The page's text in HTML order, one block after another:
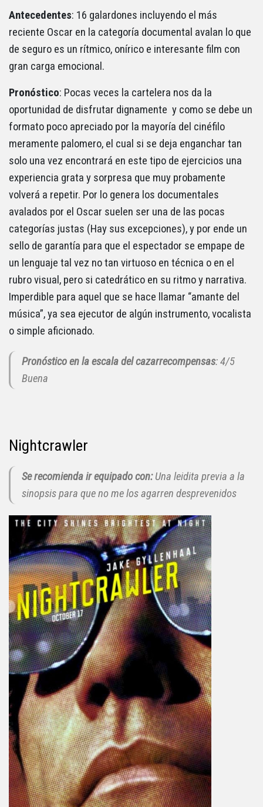
Antecedentes: 16 galardones incluyendo el más
reciente Oscar en la categoría documental avalan lo que
de seguro es un rítmico, onírico e interesante film con
gran carga emocional.
Pronóstico: Pocas veces la cartelera nos da la
oportunidad de disfrutar dignamente y como se debe un
formato poco apreciado por la mayoría del cinéfilo
meramente palomero, el cual si se deja enganchar tan
solo una vez encontrará en este tipo de ejercicios una
experiencia grata y sorpresa que muy probamente
volverá a repetir. Por lo genera los documentales
avalados por el Oscar suelen ser una de las pocas
categorías justas (Hay sus excepciones), y por ende un
sello de garantía para que el espectador se empape de
un lenguaje tal vez no tan virtuoso en técnica o en el
rubro visual, pero si catedrático en su ritmo y narrativa.
Imperdible para aquel que se hace llamar “amante del
música”, ya sea ejecutor de algún instrumento, vocalista
o simple aficionado.
Pronóstico en la escala del cazarrecompensas: 4/5
Buena
Nightcrawler
Se recomienda ir equipado con:Una leidita previa a la
sinopsis para que no me los agarren desprevenidos